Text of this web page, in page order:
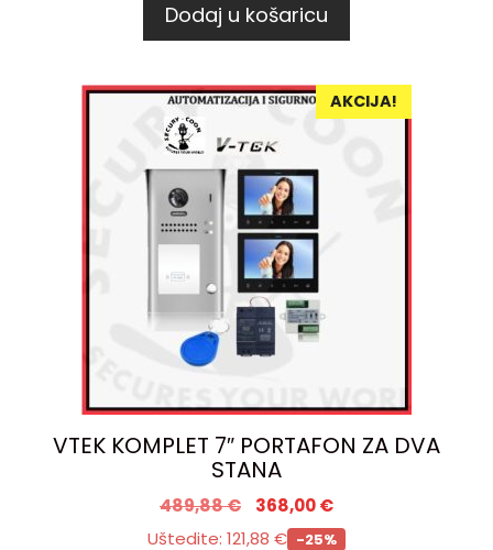
Dodaj u košaricu
AKCIJA!
VTEK KOMPLET 7″ PORTAFON ZA DVA
STANA
489,88€ 368,00€
Uštedite: 121,88 € -25%